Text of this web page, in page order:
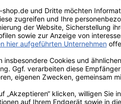
auf einen Blick
Kundenmeinungen